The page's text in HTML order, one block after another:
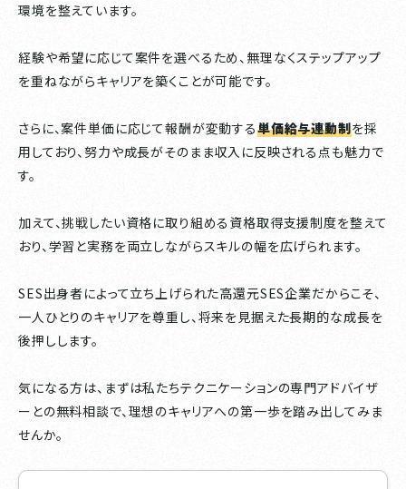
環境を整えています。
経験や希望に応じて案件を選べるため、無理なくステップアップ
を重ねながらキャリアを築くことが可能です。
さらに、案件単価に応じて報酬が変動する単価給与連動制を採
用しており、努力や成長がそのまま収入に反映される点も魅力で
す。
加えて、挑戦したい資格に取り組める資格取得支援制度を整えて
おり、学習と実務を両立しながらスキルの幅を広げられます。
SES出身者によって立ち上げられた高還元SES企業だからこそ、
一人ひとりのキャリアを尊重し、将来を見据えた長期的な成長を
後押しします。
気になる方は、まずは私たちテクニケーションの専門アドバイザ
ーとの無料相談で、理想のキャリアへの第一歩を踏み出してみま
せんか。